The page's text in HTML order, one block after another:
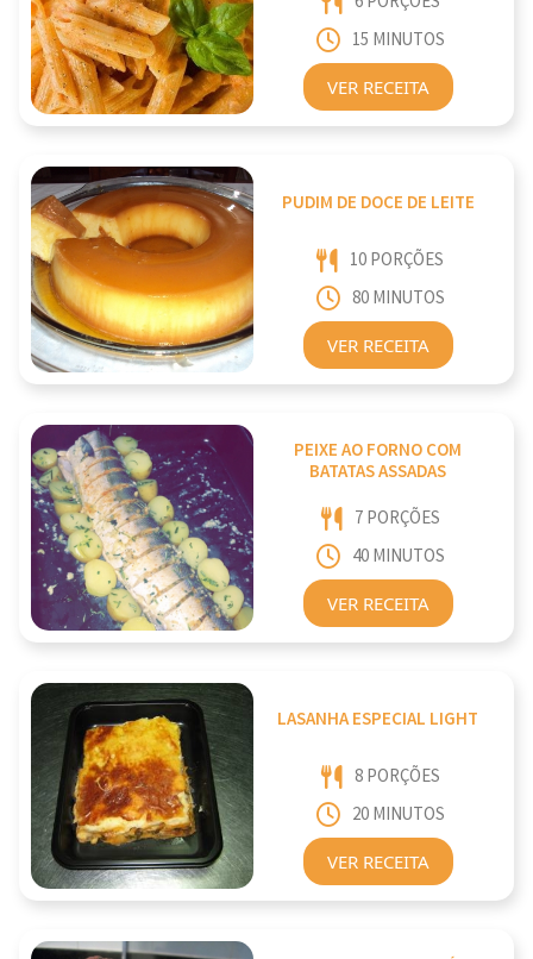
15 MINUTOS
VER RECEITA
PUDIM DE DOCE DE LEITE
10 PORÇÕES
80 MINUTOS
VER RECEITA
PEIXE AO FORNO COM
BATATAS ASSADAS
7 PORÇÕES
40 MINUTOS
VER RECEITA
LASANHA ESPECIAL LIGHT
8 PORÇÕES
20 MINUTOS
VER RECEITA